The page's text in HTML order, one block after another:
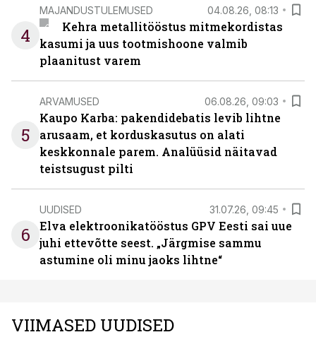
4
MAJANDUSTULEMUSED 04.08.26, 08:13
Kehra metallitööstus mitmekordistas
kasumi ja uus tootmishoone valmib
plaanitust varem
5
ARVAMUSED 06.08.26, 09:03
Kaupo Karba: pakendidebatis levib lihtne
arusaam, et korduskasutus on alati
keskkonnale parem. Analüüsid näitavad
teistsugust pilti
6
UUDISED 31.07.26, 09:45
Elva elektroonikatööstus GPV Eesti sai uue
juhi ettevõtte seest. „Järgmise sammu
astumine oli minu jaoks lihtne“
VIIMASED UUDISED